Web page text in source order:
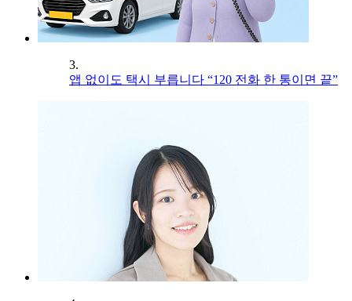
3.
앱 없이도 택시 부릅니다 “120 전화 한 통이면 끝”